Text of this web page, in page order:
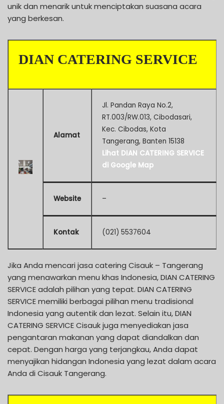
unik dan menarik untuk menciptakan suasana acara
yang berkesan.
DIAN CATERING SERVICE
Alamat
Jl. Pandan Raya No.2,
RT.003/RW.013, Cibodasari,
Kec. Cibodas, Kota
Tangerang, Banten 15138
Lihat DIAN CATERING SERVICE
di Google Map
Website –
Kontak (021) 5537604
Jika Anda mencari jasa catering Cisauk – Tangerang
yang menawarkan menu khas Indonesia, DIAN CATERING
SERVICE adalah pilihan yang tepat. DIAN CATERING
SERVICE memiliki berbagai pilihan menu tradisional
Indonesia yang autentik dan lezat. Selain itu, DIAN
CATERING SERVICE Cisauk juga menyediakan jasa
pengantaran makanan yang dapat diandalkan dan
cepat. Dengan harga yang terjangkau, Anda dapat
menyajikan hidangan Indonesia yang lezat dalam acara
Anda di Cisauk Tangerang.